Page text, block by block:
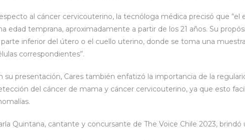
al cáncer cervicouterino, la tecnóloga médica precisó que “el
edad temprana, aproximadamente a partir de los 21 años. Su
parte inferior del útero o el cuello uterino, donde se toma una
correspondientes”.
su presentación, Cares también enfatizó la importancia de la
del cáncer de mama y cáncer cervicouterino, ya que esto
Quintana, cantante y concursante de The Voice Chile 2023,